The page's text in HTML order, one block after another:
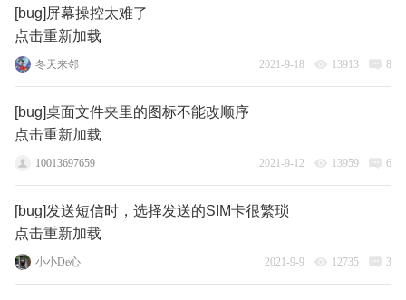
[bug]屏幕操控太难了
点击重新加载
冬天来邻 2021-9-18 13913 8
[bug]桌面文件夹里的图标不能改顺序
点击重新加载
10013697659 2021-9-12 13959 6
[bug]发送短信时，选择发送的SIM卡很繁琐
点击重新加载
小小De心 2021-9-9 12735 3